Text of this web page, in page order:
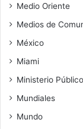
Medio Oriente
Medios de
México
Miami
Ministerio Público
Mundiales
Mundo